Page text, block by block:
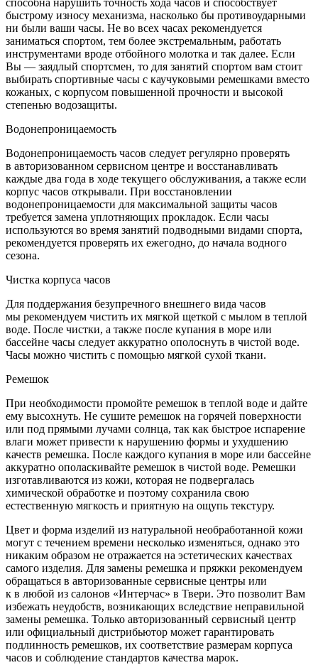
способна нарушить точность хода часов и способствует
быстрому износу механизма, насколько бы противоударными
ни были ваши часы. Не во всех часах рекомендуется
заниматься спортом, тем более экстремальным, работать
инструментами вроде отбойного молотка и так далее. Если
Вы — заядлый спортсмен, то для занятий спортом вам стоит
выбирать спортивные часы с каучуковыми ремешками вместо
кожаных, с корпусом повышенной прочности и высокой
степенью водозащиты.
Водонепроницаемость
Водонепроницаемость часов следует регулярно проверять
в авторизованном сервисном центре и восстанавливать
каждые два года в ходе текущего обслуживания, а также если
корпус часов открывали. При восстановлении
водонепроницаемости для максимальной защиты часов
требуется замена уплотняющих прокладок. Если часы
используются во время занятий подводными видами спорта,
рекомендуется проверять их ежегодно, до начала водного
сезона.
Чистка корпуса часов
Для поддержания безупречного внешнего вида часов
мы рекомендуем чистить их мягкой щеткой с мылом в теплой
воде. После чистки, а также после купания в море или
бассейне часы следует аккуратно ополоснуть в чистой воде.
Часы можно чистить с помощью мягкой сухой ткани.
Ремешок
При необходимости промойте ремешок в теплой воде и дайте
ему высохнуть. Не сушите ремешок на горячей поверхности
или под прямыми лучами солнца, так как быстрое испарение
влаги может привести к нарушению формы и ухудшению
качеств ремешка. После каждого купания в море или бассейне
аккуратно ополаскивайте ремешок в чистой воде. Ремешки
изготавливаются из кожи, которая не подвергалась
химической обработке и поэтому сохранила свою
естественную мягкость и приятную на ощупь текстуру.
Цвет и форма изделий из натуральной необработанной кожи
могут с течением времени несколько изменяться, однако это
никаким образом не отражается на эстетических качествах
самого изделия. Для замены ремешка и пряжки рекомендуем
обращаться в авторизованные сервисные центры или
к в любой из салонов «Интерчас» в Твери. Это позволит Вам
избежать неудобств, возникающих вследствие неправильной
замены ремешка. Только авторизованный сервисный центр
или официальный дистрибьютор может гарантировать
подлинность ремешков, их соответствие размерам корпуса
часов и соблюдение стандартов качества марок.